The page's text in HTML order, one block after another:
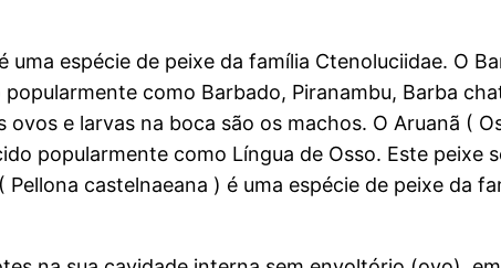
uma espécie de peixe da família Ctenoluciidae. O
como Barbado, Piranambu, Barba
ovos e larvas na boca são os machos. O Aruanã (
popularmente como Língua de Osso. Este peixe
Pellona castelnaeana ) é uma espécie de peixe da